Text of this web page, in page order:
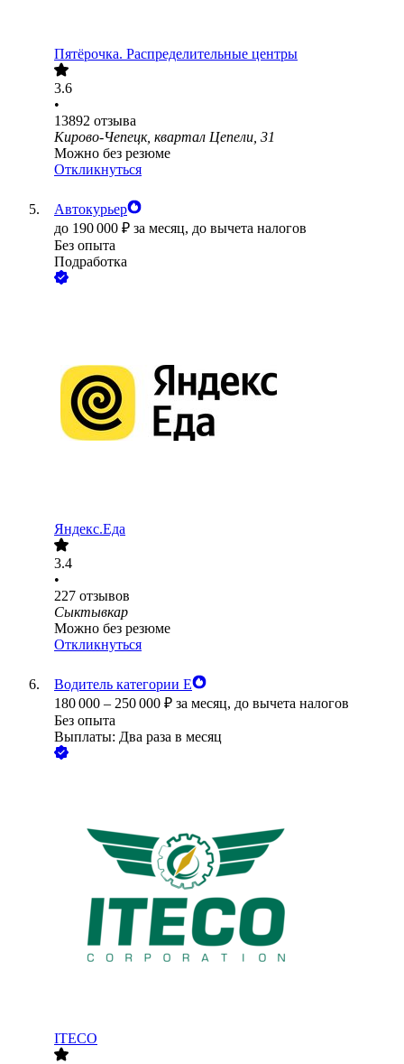
Пятёрочка. Распределительные центры
3.6
•
13892 отзыва
Кирово-Чепецк, квартал Цепели, 31
Можно без резюме
Откликнуться
Автокурьер
до 190 000 ₽ за месяц, до вычета налогов
Без опыта
Подработка
Яндекс.Еда
3.4
•
227 отзывов
Сыктывкар
Можно без резюме
Откликнуться
Водитель категории Е
180 000 – 250 000 ₽ за месяц, до вычета налогов
Без опыта
Выплаты: Два раза в месяц
ITECO